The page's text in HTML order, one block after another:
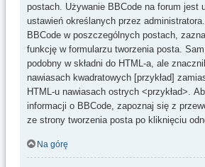
postach. Używanie BBCode na forum jest
ustawień określanych przez
BBCode w poszczególnych postach,
funkcję w formularzu tworzenia posta.
podobny w składni do HTML-a, ale
nawiasach kwadratowych [przykład]
HTML-u nawiasach ostrych <przykład>.
informacji o BBCode, zapoznaj się z
ze strony tworzenia posta po kliknięciu
Na górę